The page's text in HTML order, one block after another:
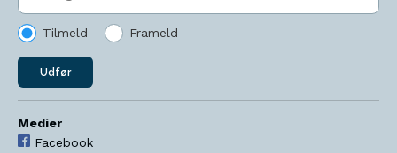
Tilmeld Frameld
Udfør
Medier
Facebook